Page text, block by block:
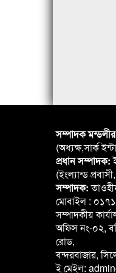
সম্পাদক
(অধ্যক্ষ,সার্ক
প্রধান সম্পাদক:
(ইংল্যান্ড
সম্পাদক:
মোবাইল :
সম্পাদকীয়
অফিস নং-০২,
রোড,
বন্দরবাজার,
ই মেইল: